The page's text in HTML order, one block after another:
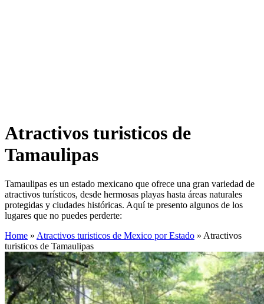
Atractivos turisticos de
Tamaulipas
Tamaulipas es un estado mexicano que ofrece una gran variedad de
atractivos turísticos, desde hermosas playas hasta áreas naturales
protegidas y ciudades históricas. Aquí te presento algunos de los
lugares que no puedes perderte:
Home » Atractivos turisticos de Mexico por Estado » Atractivos
turisticos de Tamaulipas